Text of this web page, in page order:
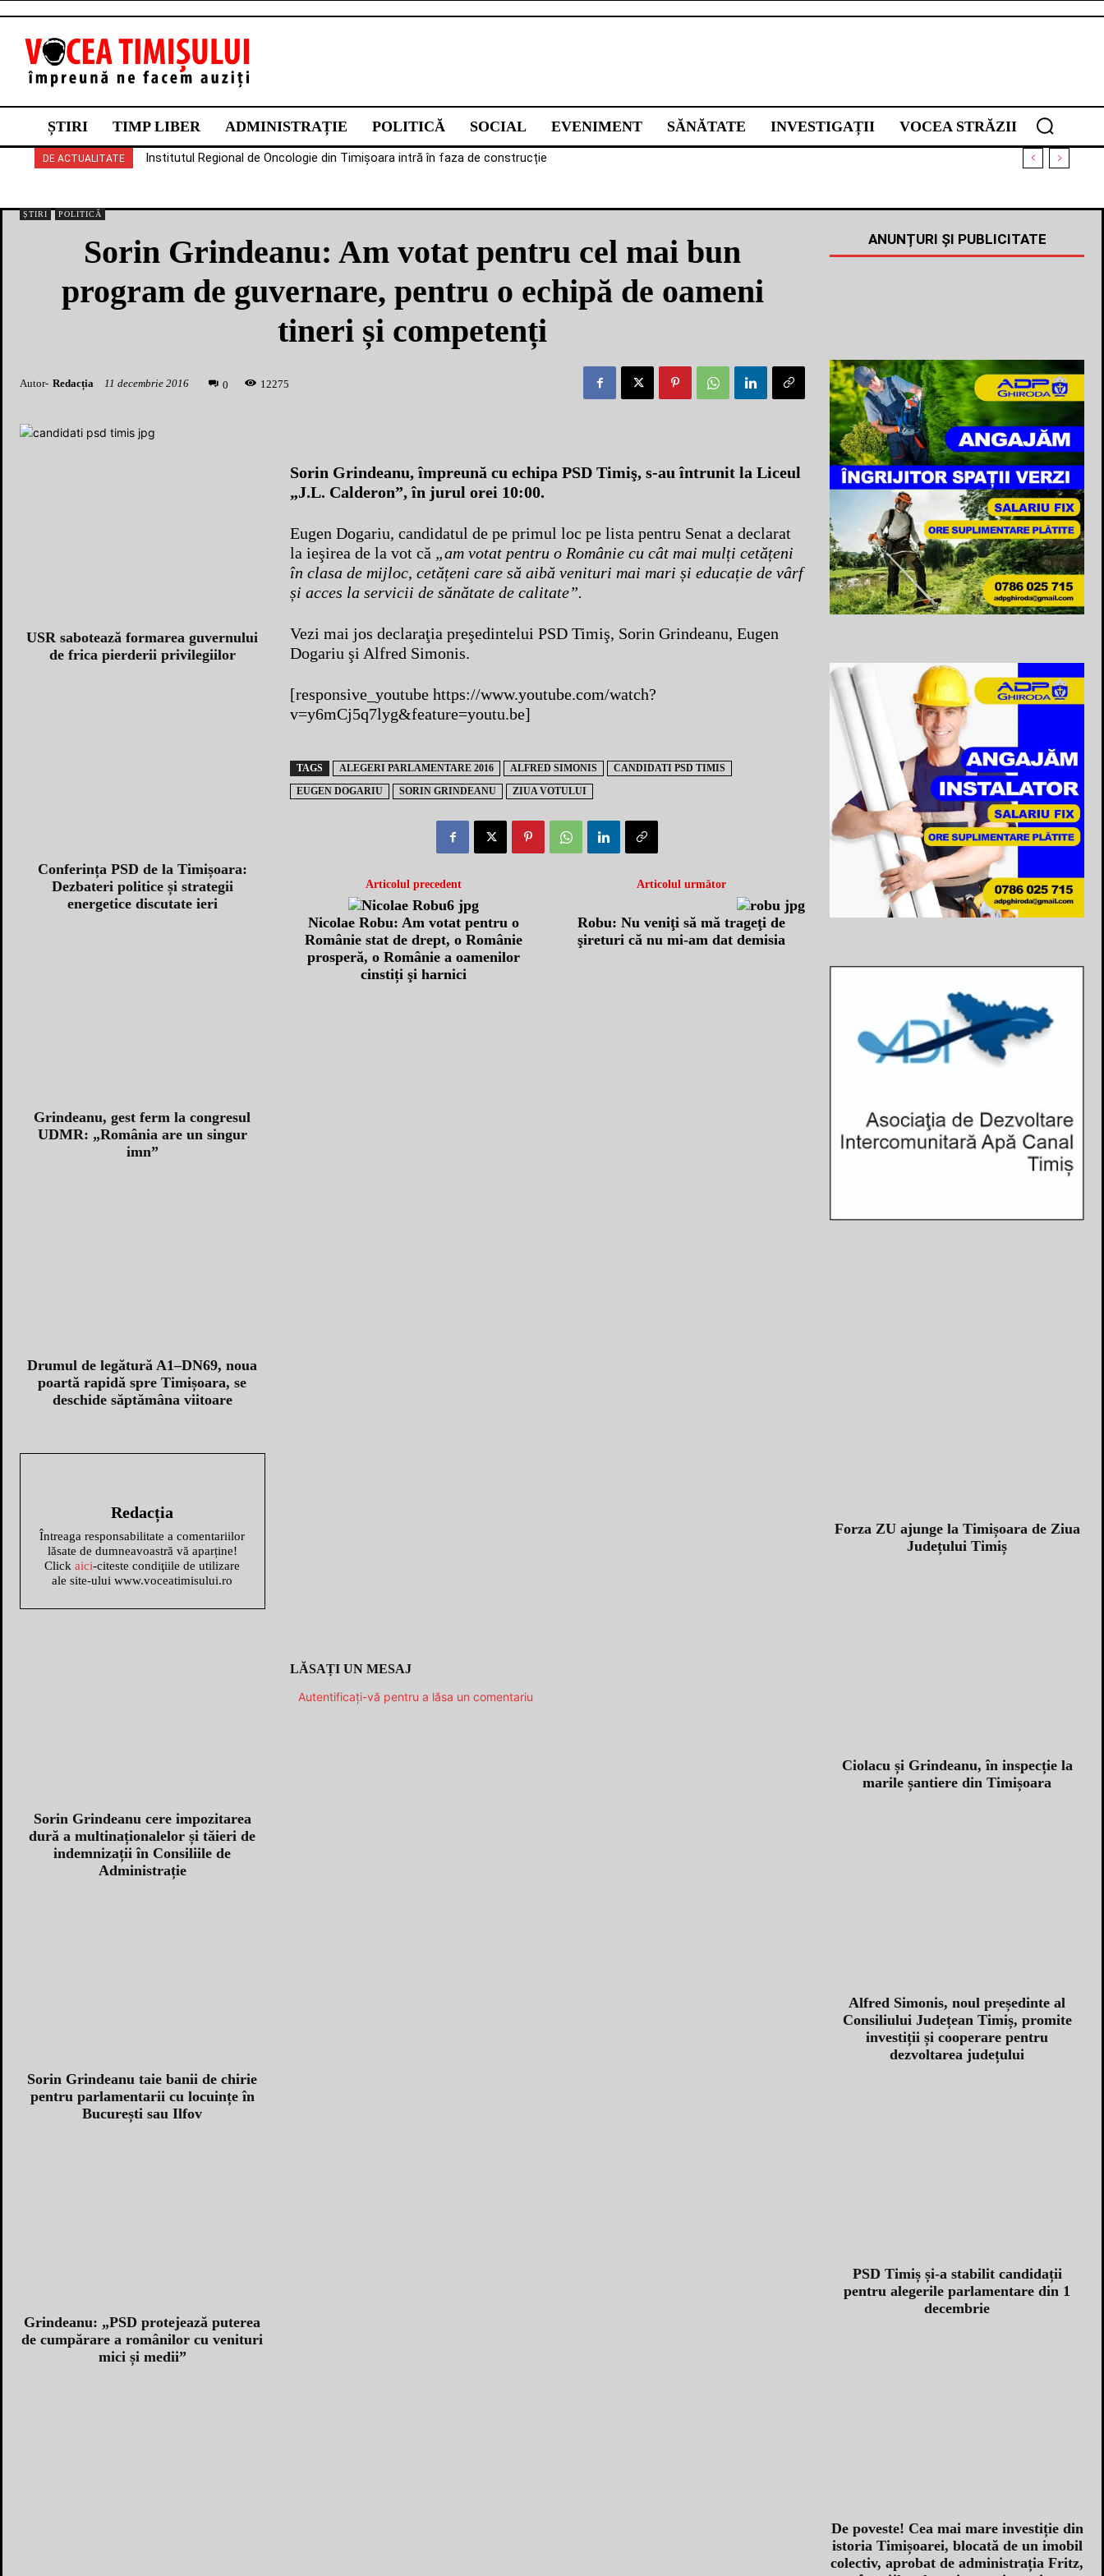
ȘTIRI TIMP LIBER ADMINISTRAȚIE POLITICĂ SOCIAL EVENIMENT SĂNĂTATE INVESTIGAȚII VOCEA STRĂZII
DE ACTUALITATE Institutul Regional de Oncologie din Timișoara intră în faza de construcție
ȘTIRI POLITICĂ
Sorin Grindeanu: Am votat pentru cel mai bun
program de guvernare, pentru o echipă de oameni
tineri și competenți
Autor- Redacția 11 decembrie 2016 0 1 2275
USR sabotează formarea guvernului
de frica pierderii privilegiilor
Conferința PSD de la Timișoara:
Dezbateri politice și strategii
energetice discutate ieri
Grindeanu, gest ferm la congresul
UDMR: „România are un singur
imn”
Drumul de legătură A1–DN69, noua
poartă rapidă spre Timișoara, se
deschide săptămâna viitoare
Redacția
Întreaga responsabilitate a comentariilor
lăsate de dumneavoastră vă aparține!
Clickaici-citeste condiţiile de utilizare
ale site-ului www.voceatimisului.ro
Sorin Grindeanu, împreună cu echipa PSD Timiş, s-au întrunit la Liceul
„J.L. Calderon”, în jurul orei 10:00.
Eugen Dogariu, candidatul de pe primul loc pe lista pentru Senat a declarat
la ieşirea de la vot că „am votat pentru o Românie cu cât mai mulți cetățeni
în clasa de mijloc, cetățeni care să aibă venituri mai mari și educație de vârf
și acces la servicii de sănătate de calitate”.
Vezi mai jos declaraţia preşedintelui PSD Timiş, Sorin Grindeanu, Eugen
Dogariu şi Alfred Simonis.
[responsive_youtube https://www.youtube.com/watch?
v=y6mCj5q7lyg&feature=youtu.be]
TAGS ALEGERI PARLAMENTARE 2016 ALFRED SIMONIS
CANDIDATI PSD TIMIS
EUGEN DOGARIU
SORIN GRINDEANU ZIUA VOTULUI
Articolul precedent
Nicolae Robu: Am votat pentru o
Românie stat de drept, o Românie
prosperă, o Românie a oamenilor
cinstiți şi harnici
Articolul următor
Robu: Nu veniţi să mă trageţi de
şireturi că nu mi-am dat demisia
Sorin Grindeanu cere impozitarea
dură a multinaționalelor și tăieri de
indemnizații în Consiliile de
Administrație
Sorin Grindeanu taie banii de chirie
pentru parlamentarii cu locuințe în
București sau Ilfov
Grindeanu: „PSD protejează puterea
de cumpărare a românilor cu venituri
mici și medii”
LĂSAȚI UN MESAJ
Autentificați-vă pentru a lăsa un comentariu
ANUNȚURI ȘI PUBLICITATE
Forza ZU ajunge la Timișoara de Ziua
Județului Timiș
Ciolacu și Grindeanu, în inspecție la
marile șantiere din Timișoara
Alfred Simonis, noul președinte al
Consiliului Județean Timiș, promite
investiții și cooperare pentru
dezvoltarea județului
PSD Timiș și-a stabilit candidații
pentru alegerile parlamentare din 1
decembrie
De poveste! Cea mai mare investiție din
istoria Timișoarei, blocată de un imobil
colectiv, aprobat de administrația Fritz,